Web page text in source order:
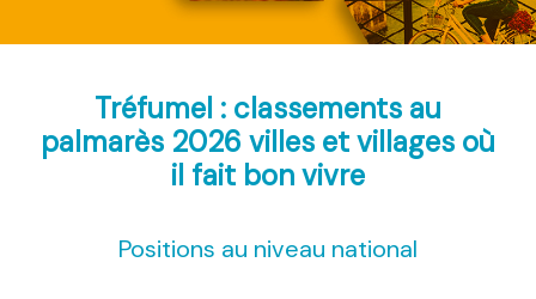
Tréfumel : classements au
palmarès 2026 villes et villages où
il fait bon vivre
Positions au niveau national